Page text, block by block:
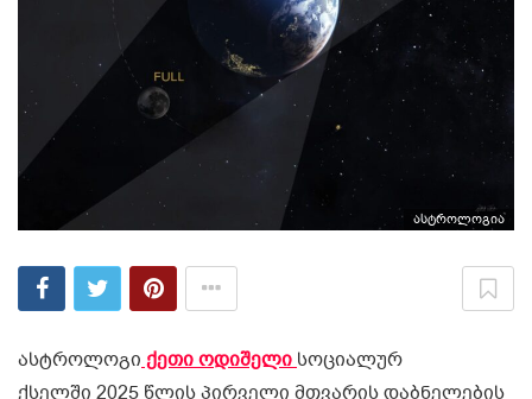
ასტროლოგია
ასტროლოგი ქეთი ოდიშელი სოციალურ
ქსელში 2025 წლის პირველი მთვარის დაბნელების